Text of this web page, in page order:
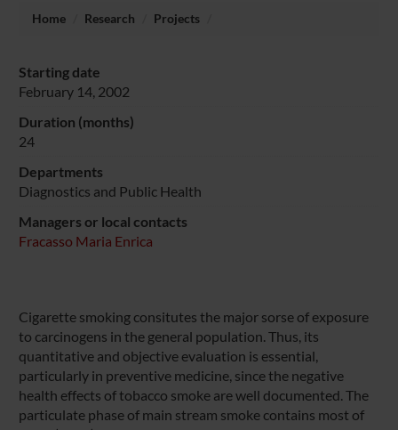
Home Research Projects
Starting date
February 14, 2002
Duration (months)
24
Departments
Diagnostics and Public Health
Managers or local contacts
Fracasso Maria Enrica
Cigarette smoking consitutes the major sorse of exposure
to carcinogens in the general population. Thus, its
quantitative and objective evaluation is essential,
particularly in preventive medicine, since the negative
health effects of tobacco smoke are well documented. The
particulate phase of main stream smoke contains most of